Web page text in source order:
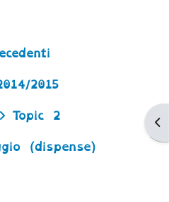
2015
Topic 2
(dispense)